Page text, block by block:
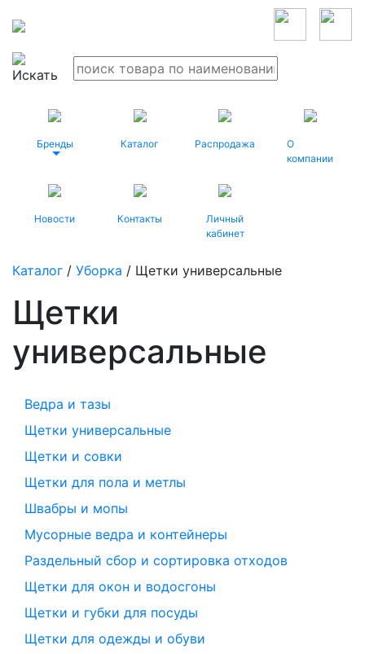
Бренды Каталог Распродажа
О
компании
Новости Контакты
Личный
кабинет
Каталог / Уборка / Щетки универсальные
Щетки
универсальные
Ведра и тазы
Щетки универсальные
Щетки и совки
Щетки для пола и метлы
Швабры и мопы
Мусорные ведра и контейнеры
Раздельный сбор и сортировка отходов
Щетки для окон и водосгоны
Щетки и губки для посуды
Щетки для одежды и обуви